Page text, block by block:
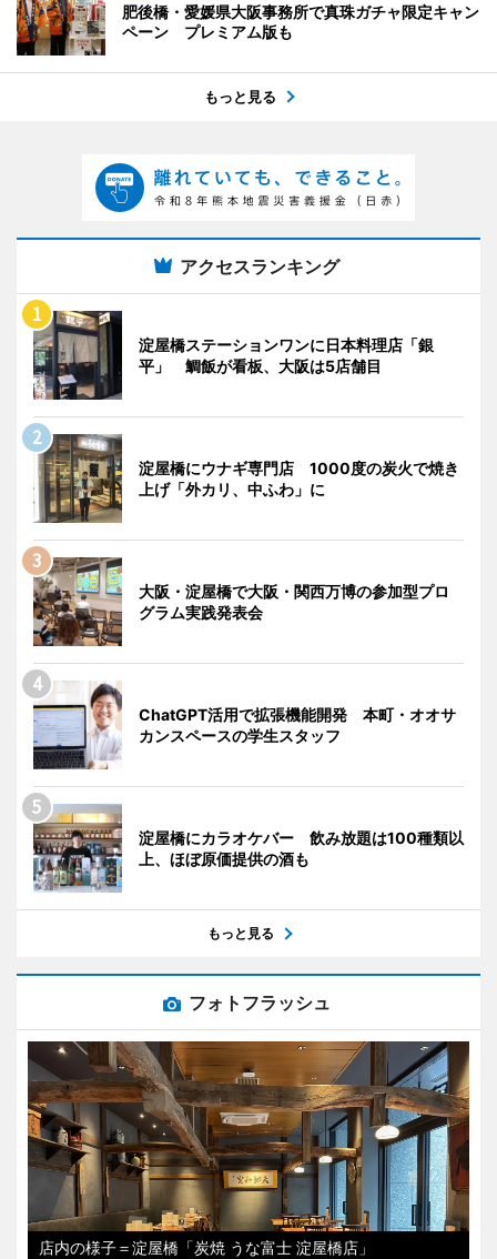
肥後橋・愛媛県大阪事務所で真珠ガチャ限定キャン
ペーン プレミアム版も
もっと見る
アクセスランキング
淀屋橋ステーションワンに日本料理店「銀
平」 鯛飯が看板、大阪は5店舗目
淀屋橋にウナギ専門店 1000度の炭火で焼き
上げ「外カリ、中ふわ」に
大阪・淀屋橋で大阪・関西万博の参加型プロ
グラム実践発表会
ChatGPT活用で拡張機能開発 本町・オオサ
カンスペースの学生スタッフ
淀屋橋にカラオケバー 飲み放題は100種類以
上、ほぼ原価提供の酒も
もっと見る
フォトフラッシュ
店内の様子＝淀屋橋「炭焼 うな富士 淀屋橋店」